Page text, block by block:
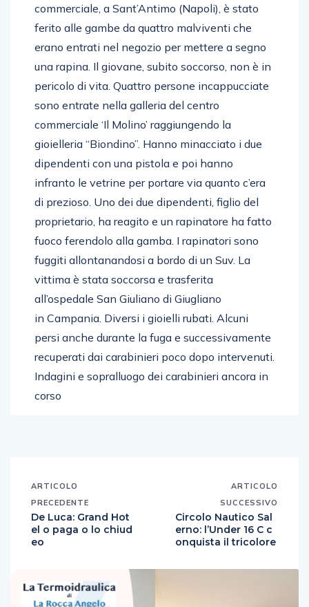
commerciale, a Sant’Antimo (Napoli), è stato
ferito alle gambe da quattro malviventi che
erano entrati nel negozio per mettere a segno
una rapina. Il giovane, subito soccorso, non è in
pericolo di vita. Quattro persone incappucciate
sono entrate nella galleria del centro
commerciale ‘Il Molino’ raggiungendo la
gioielleria “Biondino”. Hanno minacciato i due
dipendenti con una pistola e poi hanno
infranto le vetrine per portare via quanto c’era
di prezioso. Uno dei due dipendenti, figlio del
proprietario, ha reagito e un rapinatore ha fatto
fuoco ferendolo alla gamba. I rapinatori sono
fuggiti allontanandosi a bordo di un Suv. La
vittima è stata soccorsa e trasferita
all’ospedale San Giuliano di Giugliano
in Campania. Diversi i gioielli rubati. Alcuni
persi anche durante la fuga e successivamente
recuperati dai carabinieri poco dopo intervenuti.
Indagini e sopralluogo dei carabinieri ancora in
corso
ARTICOLO
PRECEDENTE
De Luca: Grand Hot
el o paga o lo chiud
eo
ARTICOLO
SUCCESSIVO
Circolo Nautico Sal
erno: l’Under 16 C c
onquista il tricolore